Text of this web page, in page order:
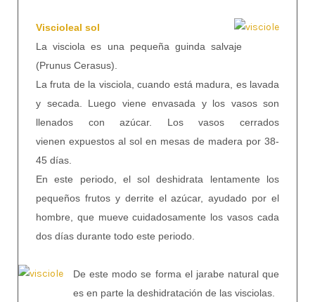
Viscioleal sol
La visciola es una pequeña guinda salvaje
(Prunus Cerasus).
La fruta de la visciola, cuando está madura, es lavada
y secada. Luego viene envasada y los vasos son
llenados con azúcar. Los vasos cerrados
vienen expuestos al sol en mesas de madera por 38-
45 días.
En este periodo, el sol deshidrata lentamente los
pequeños frutos y derrite el azúcar, ayudado por el
hombre, que mueve cuidadosamente los vasos cada
dos días durante todo este periodo.
De este modo se forma el jarabe natural que
es en parte la deshidratación de las visciolas.